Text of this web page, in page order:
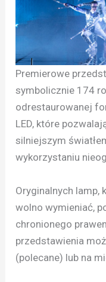
Premierowe
symbolicznie 174
odrestaurowanej
LED, które
silniejszym
wykorzystaniu
Oryginalnych lamp,
wolno wymieniać,
chronionego
przedstawienia
(polecane) lub na